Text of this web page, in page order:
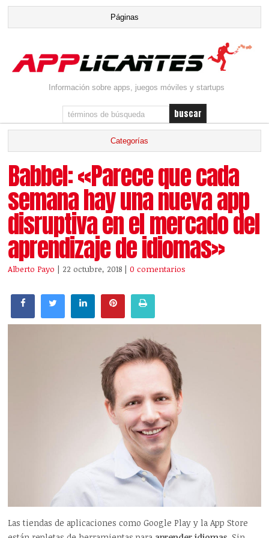
Información sobre apps, juegos móviles y startups
Babbel: «Parece que cada
semana hay una nueva app
disruptiva en el mercado del
aprendizaje de idiomas»
Alberto Payo | 22 octubre, 2018 |0 comentarios
Las tiendas de aplicaciones como Google Play y la App Store